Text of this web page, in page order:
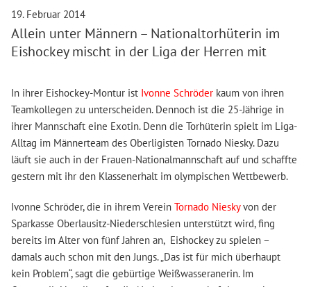
19. Februar 2014
Allein unter Männern – Nationaltorhüterin im
Eishockey mischt in der Liga der Herren mit
In ihrer Eishockey-Montur ist Ivonne Schröderkaum von ihren
Teamkollegen zu unterscheiden. Dennoch ist die 25-Jährige in
ihrer Mannschaft eine Exotin. Denn die Torhüterin spielt im Liga-
Alltag im Männerteam des Oberligisten Tornado Niesky. Dazu
läuft sie auch in der Frauen-Nationalmannschaft auf und schaffte
gestern mit ihr den Klassenerhalt im olympischen Wettbewerb.
Ivonne Schröder, die in ihrem Verein Tornado Nieskyvon der
Sparkasse Oberlausitz-Niederschlesien unterstützt wird, fing
bereits im Alter von fünf Jahren an, Eishockey zu spielen –
damals auch schon mit den Jungs. „Das ist für mich überhaupt
kein Problem“, sagt die gebürtige Weißwasseranerin. Im